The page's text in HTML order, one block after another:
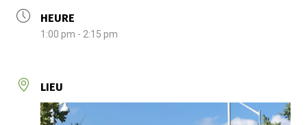
HEURE
1:00 pm - 2:15 pm
LIEU